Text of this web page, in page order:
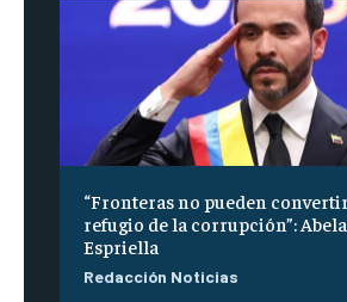
“Fronteras no pueden
refugio de la corrupción”:
Espriella
Redacción Noticias